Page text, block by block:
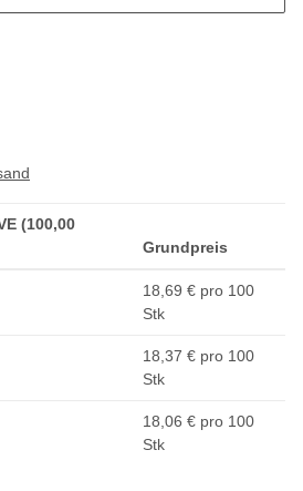
(100,00
Grundpreis
18,69 € pro 100
Stk
18,37 € pro 100
Stk
18,06 € pro 100
Stk